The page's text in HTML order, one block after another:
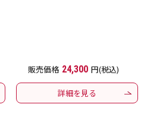
販売価格 24,300 円(税込)
詳細を見る